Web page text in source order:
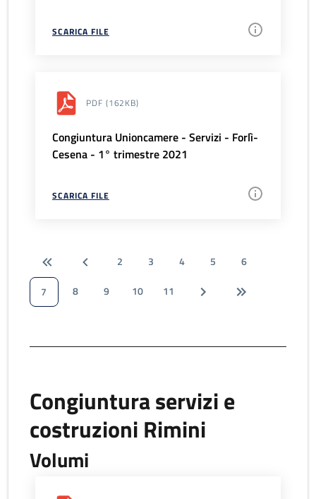
SCARICA FILE
PDF (162KB)
Congiuntura Unioncamere - Servizi - Forlì-
Cesena - 1° trimestre 2021
SCARICA FILE
2 3 4 5
6
7
8 9 10 11
Congiuntura servizi e
costruzioni Rimini
Volumi